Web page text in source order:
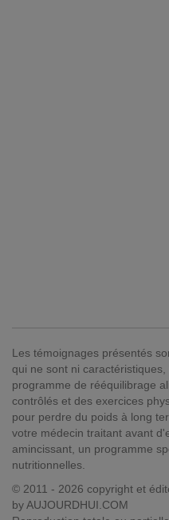
Les témoignages présentés
qui ne sont ni
programme de rééquilibrage
contrôlés et des exercices
pour perdre du poids à long
votre médecin traitant avant
amincissant, un programme
nutritionnelles.
© 2011 - 2026 copyright et
by AUJOURDHUI.COM